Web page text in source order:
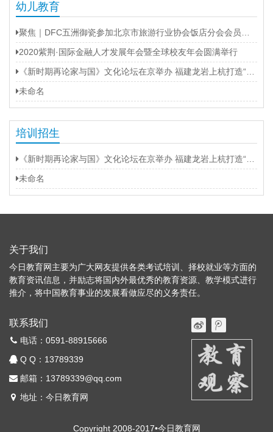
幼儿教育
聚焦｜DFC五洲御瓷参加北京市旅游行业协会饭店分会会员大会
2020紫荆·国际金融人才发展年会暨全球校友年会圆满举行
《新时期再论家与国》文化论坛在京举办 福建龙岩上杭打造“第二名片”
未命名
培训招生
《新时期再论家与国》文化论坛在京举办 福建龙岩上杭打造“第二名片”
未命名
关于我们
今日教育网主要为广大网友提供各类考试培训、择校就业等方面的
教育资讯信息，并励志将国内外最优秀的教育资源、教学模式进行
推介，将中国教育事业的发展看做应尽的义务责任。
联系我们
电话：0591-88915666
Q Q： 13789339
邮箱：13789339@qq.com
地址：今日教育网
Copyright 2008-2017•今日教育网